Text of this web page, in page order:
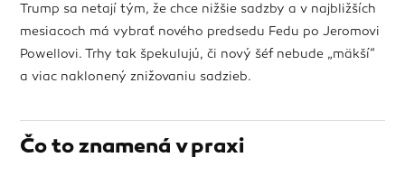
Trump sa netají tým, že chce nižšie sadzby a v najbližších
mesiacoch má vybrať nového predsedu Fedu po Jeromovi
Powellovi. Trhy tak špekulujú, či nový šéf nebude „mäkší“
a viac naklonený znižovaniu sadzieb.
Čo to znamená v praxi